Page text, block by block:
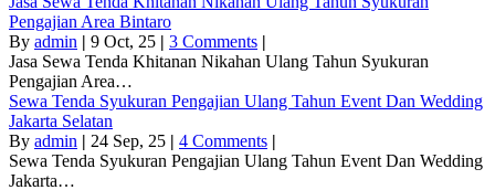
Pengajian Area Bintaro
By admin | 9 Oct, 25 | 3 Comments |
Jasa Sewa Tenda Khitanan Nikahan Ulang Tahun Syukuran
Pengajian Area…
Sewa Tenda Syukuran Pengajian Ulang Tahun Event Dan Wedding
Jakarta Selatan
By admin | 24 Sep, 25 | 4 Comments |
Sewa Tenda Syukuran Pengajian Ulang Tahun Event Dan Wedding
Jakarta…